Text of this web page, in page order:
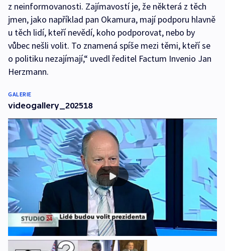
z neinformovanosti. Zajímavostí je, že některá z těch
jmen, jako například pan Okamura, mají podporu hlavně
u těch lidí, kteří nevědí, koho podporovat, nebo by
vůbec nešli volit. To znamená spíše mezi těmi, kteří se
o politiku nezajímají,“ uvedl ředitel Factum Invenio Jan
Herzmann.
GALERIE
videogallery_202518